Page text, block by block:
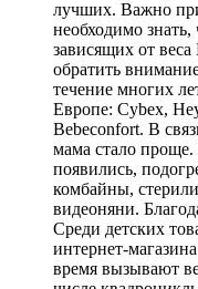
лучших. Важно при
необходимо знать,
зависящих от
обратить
течение многих
Европе: Cybex,
Bebeconfort. В
мама стало
появились,
комбайны,
видеоняни.
Среди детских
интернет-
время вызывают